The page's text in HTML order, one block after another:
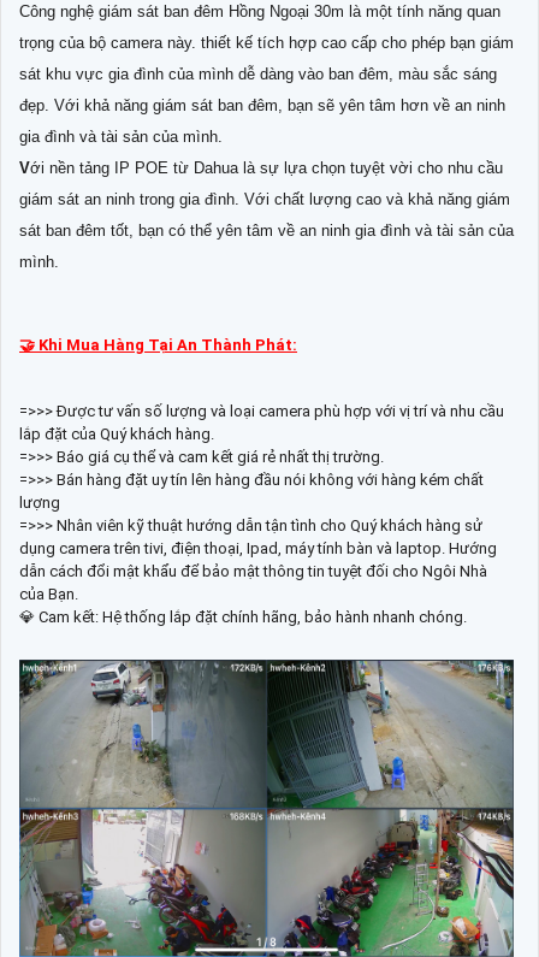
Công nghệ giám sát ban đêm Hồng Ngoại 30m là một tính năng quan
trọng của bộ camera này. thiết kế tích hợp cao cấp cho phép bạn giám
sát khu vực gia đình của mình dễ dàng vào ban đêm, màu sắc sáng
đẹp. Với khả năng giám sát ban đêm, bạn sẽ yên tâm hơn về an ninh
gia đình và tài sản của mình.
Với nền tảng IP POE từ Dahua là sự lựa chọn tuyệt vời cho nhu cầu
giám sát an ninh trong gia đình. Với chất lượng cao và khả năng giám
sát ban đêm tốt, bạn có thể yên tâm về an ninh gia đình và tài sản của
mình.
🤝 Khi Mua Hàng Tại An Thành Phát:
=>>> Được tư vấn số lượng và loại camera phù hợp với vị trí và nhu cầu
lắp đặt của Quý khách hàng.
=>>> Báo giá cụ thể và cam kết giá rẻ nhất thị trường.
=>>> Bán hàng đặt uy tín lên hàng đầu nói không với hàng kém chất
lượng
=>>> Nhân viên kỹ thuật hướng dẫn tận tình cho Quý khách hàng sử
dụng camera trên tivi, điện thoại, Ipad, máy tính bàn và laptop. Hướng
dẫn cách đổi mật khẩu để bảo mật thông tin tuyệt đối cho Ngôi Nhà
của Bạn.
💎 Cam kết: Hệ thống lắp đặt chính hãng, bảo hành nhanh chóng.